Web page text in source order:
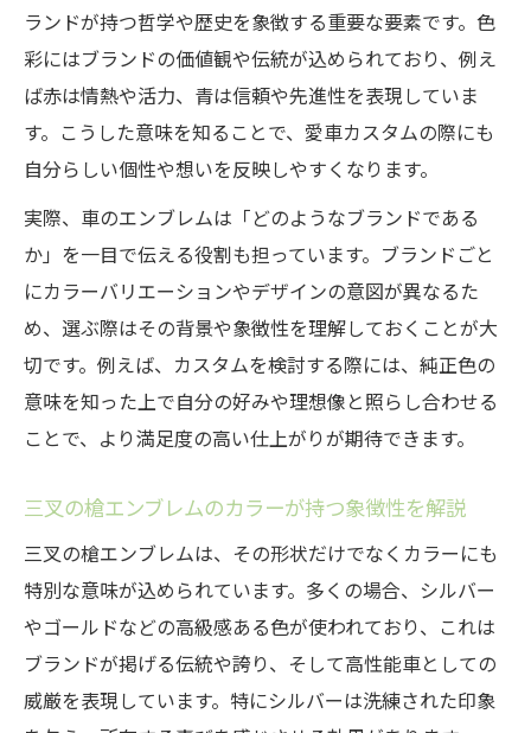
ランドが持つ哲学や歴史を象徴する重要な要素です。色
彩にはブランドの価値観や伝統が込められており、例え
ば赤は情熱や活力、青は信頼や先進性を表現していま
す。こうした意味を知ることで、愛車カスタムの際にも
自分らしい個性や想いを反映しやすくなります。
実際、車のエンブレムは「どのようなブランドである
か」を一目で伝える役割も担っています。ブランドごと
にカラーバリエーションやデザインの意図が異なるた
め、選ぶ際はその背景や象徴性を理解しておくことが大
切です。例えば、カスタムを検討する際には、純正色の
意味を知った上で自分の好みや理想像と照らし合わせる
ことで、より満足度の高い仕上がりが期待できます。
三叉の槍エンブレムのカラーが持つ象徴性を解説
三叉の槍エンブレムは、その形状だけでなくカラーにも
特別な意味が込められています。多くの場合、シルバー
やゴールドなどの高級感ある色が使われており、これは
ブランドが掲げる伝統や誇り、そして高性能車としての
威厳を表現しています。特にシルバーは洗練された印象